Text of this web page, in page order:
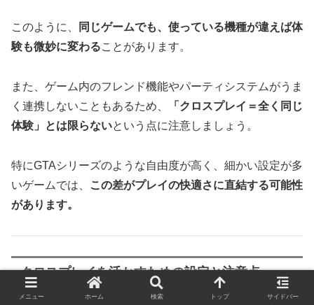
このように、
同じゲームでも、使っている機種が違えば体
験も微妙に変わることがあります。
また、ゲーム内のフレンド機能やパーティシステムがうま
く連携しないこともあるため、
「クロスプレイ＝全く同じ
体験」とは限らないという点に注意しましょう。
特にGTAシリーズのような自由度が高く、細かい設定が多
いゲームでは、
この差がプレイの快適さに直結する可能性
があります。
クロスプレイを活かすための設定と注意点
メニュー ホーム 検索 トップ サイドバー